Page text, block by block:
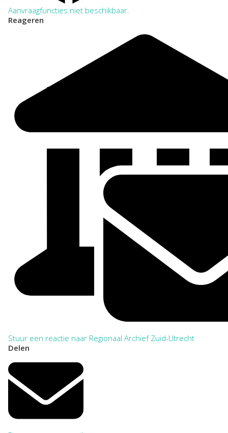
Aanvraagfuncties niet beschikbaar.
Reageren
Stuur een reactie naar Regionaal Archief Zuid-Utrecht
Delen